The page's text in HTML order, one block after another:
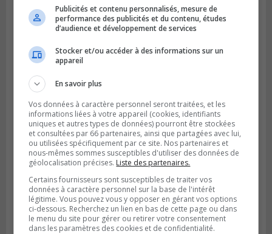
Publié le 6 juillet 2026 à 09h33
valoriser des cendres d’incinération
Publicités et contenu personnalisés, mesure de
performance des publicités et du contenu, études
d’audience et développement de services
Stocker et/ou accéder à des informations sur un
appareil
En savoir plus
Vos données à caractère personnel seront traitées, et les
informations liées à votre appareil (cookies, identifiants
uniques et autres types de données) pourront être stockées
et consultées par 66 partenaires, ainsi que partagées avec lui,
ou utilisées spécifiquement par ce site. Nos partenaires et
nous-mêmes sommes susceptibles d'utiliser des données de
géolocalisation précises. Liste des partenaires.
Certains fournisseurs sont susceptibles de traiter vos
données à caractère personnel sur la base de l'intérêt
légitime. Vous pouvez vous y opposer en gérant vos options
ci-dessous. Recherchez un lien en bas de cette page ou dans
le menu du site pour gérer ou retirer votre consentement
dans les paramètres des cookies et de confidentialité.